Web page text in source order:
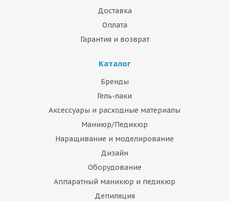
Доставка
Оплата
Гарантия и возврат
Каталог
Бренды
Гель-лаки
Аксессуары и расходные материалы
Маниюр/Педикюр
Наращивание и моделирование
Дизайн
Оборудование
Аппаратный маникюр и педикюр
Депиляция